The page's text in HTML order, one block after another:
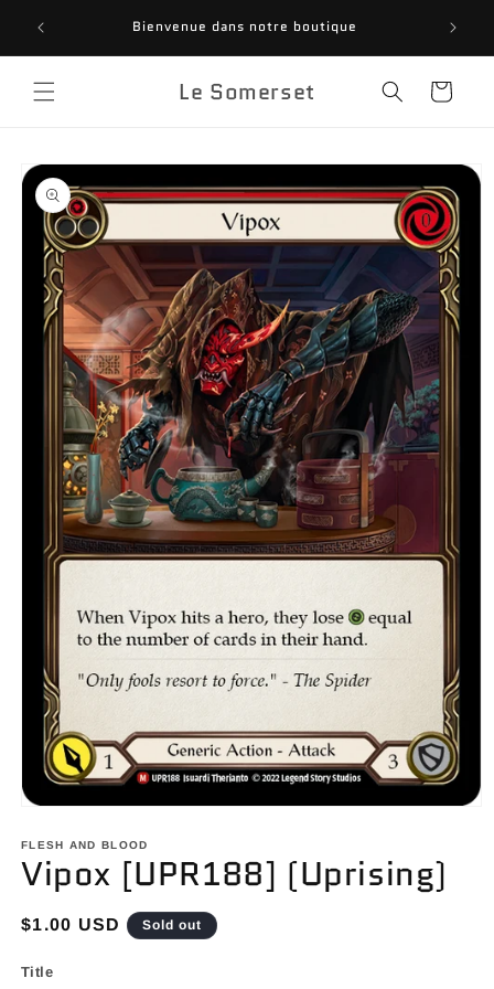
content
Bienvenue dans notre boutique
Le Somerset Cart
Skip to
product
information
1
in
modal
FLESH AND BLOOD
Vipox [UPR188] (Uprising)
Regular
$1.00 USD Sold out
Title